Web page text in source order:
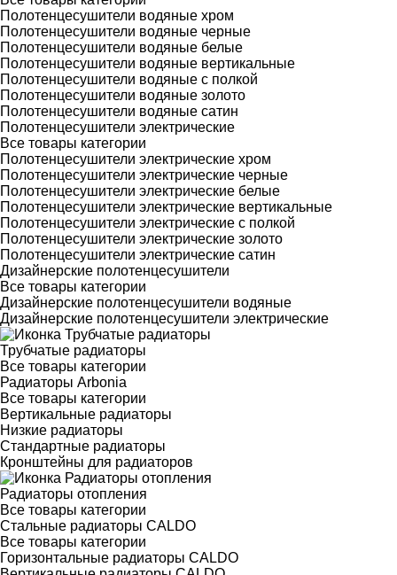
Полотенцесушители водяные хром
Полотенцесушители водяные черные
Полотенцесушители водяные белые
Полотенцесушители водяные вертикальные
Полотенцесушители водяные с полкой
Полотенцесушители водяные золото
Полотенцесушители водяные сатин
Полотенцесушители электрические
Все товары категории
Полотенцесушители электрические хром
Полотенцесушители электрические черные
Полотенцесушители электрические белые
Полотенцесушители электрические вертикальные
Полотенцесушители электрические с полкой
Полотенцесушители электрические золото
Полотенцесушители электрические сатин
Дизайнерские полотенцесушители
Все товары категории
Дизайнерские полотенцесушители водяные
Дизайнерские полотенцесушители электрические
Трубчатые радиаторы
Все товары категории
Радиаторы Arbonia
Все товары категории
Вертикальные радиаторы
Низкие радиаторы
Стандартные радиаторы
Кронштейны для радиаторов
Радиаторы отопления
Все товары категории
Стальные радиаторы CALDO
Все товары категории
Горизонтальные радиаторы CALDO